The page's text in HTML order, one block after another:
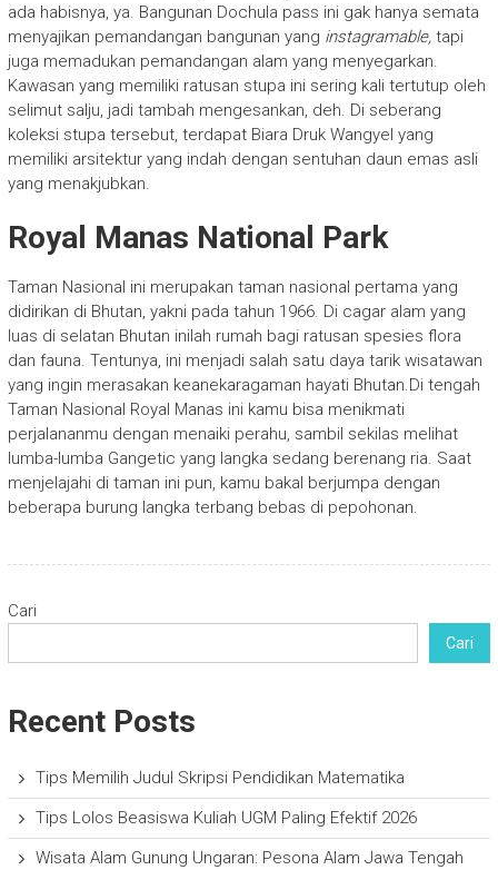
ada habisnya, ya. Bangunan Dochula pass ini gak hanya semata
menyajikan pemandangan bangunan yang instagramable,tapi
juga memadukan pemandangan alam yang menyegarkan.
Kawasan yang memiliki ratusan stupa ini sering kali tertutup oleh
selimut salju, jadi tambah mengesankan, deh. Di seberang
koleksi stupa tersebut, terdapat Biara Druk Wangyel yang
memiliki arsitektur yang indah dengan sentuhan daun emas asli
yang menakjubkan.
Royal Manas National Park
Taman Nasional ini merupakan taman nasional pertama yang
didirikan di Bhutan, yakni pada tahun 1966. Di cagar alam yang
luas di selatan Bhutan inilah rumah bagi ratusan spesies flora
dan fauna. Tentunya, ini menjadi salah satu daya tarik wisatawan
yang ingin merasakan keanekaragaman hayati Bhutan.Di tengah
Taman Nasional Royal Manas ini kamu bisa menikmati
perjalananmu dengan menaiki perahu, sambil sekilas melihat
lumba-lumba Gangetic yang langka sedang berenang ria. Saat
menjelajahi di taman ini pun, kamu bakal berjumpa dengan
beberapa burung langka terbang bebas di pepohonan.
Cari
Cari
Recent Posts
Tips Memilih Judul Skripsi Pendidikan Matematika
Tips Lolos Beasiswa Kuliah UGM Paling Efektif 2026
Wisata Alam Gunung Ungaran: Pesona Alam Jawa Tengah